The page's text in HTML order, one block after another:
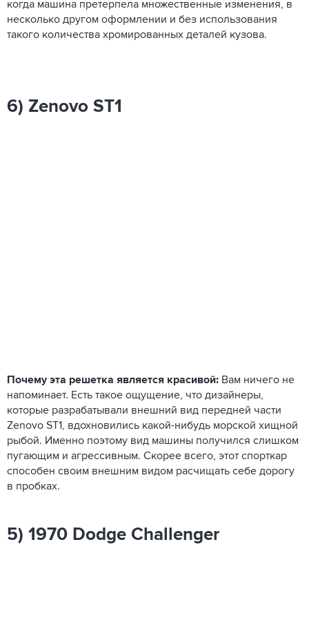
когда машина претерпела множественные изменения, в
несколько другом оформлении и без использования
такого количества хромированных деталей кузова.
6) Zenovo ST1
Почему эта решетка является красивой: Вам ничего не
напоминает. Есть такое ощущение, что дизайнеры,
которые разрабатывали внешний вид передней части
Zenovo ST1, вдохновились какой-нибудь морской хищной
рыбой. Именно поэтому вид машины получился слишком
пугающим и агрессивным. Скорее всего, этот спорткар
способен своим внешним видом расчищать себе дорогу
в пробках.
5) 1970 Dodge Challenger